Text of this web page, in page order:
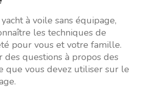
à voile sans équipage,
les techniques de
pour vous et votre famille.
des questions à propos des
que vous devez utiliser sur le